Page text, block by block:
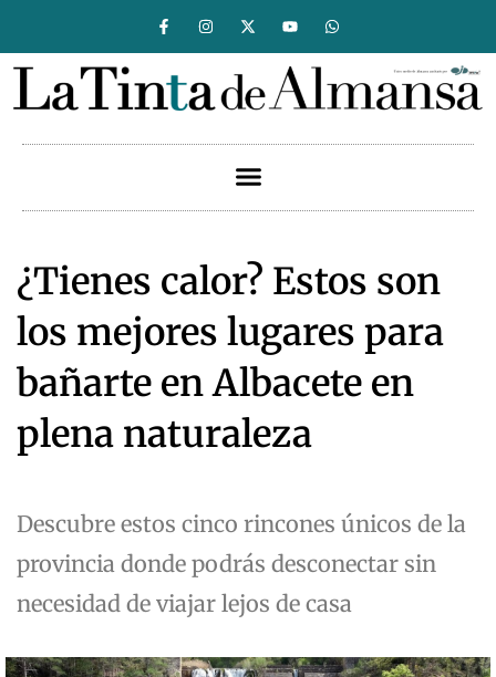
¿Tienes calor? Estos son
los mejores lugares para
bañarte en Albacete en
plena naturaleza
Descubre estos cinco rincones únicos de la
provincia donde podrás desconectar sin
necesidad de viajar lejos de casa